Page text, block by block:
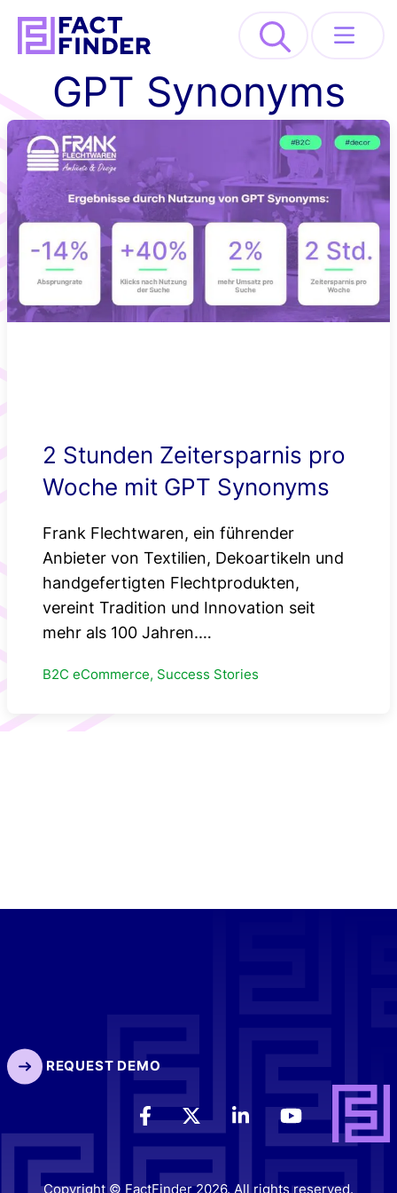
Lösungen
Industrien
Ressourcen
About
REQUEST DEMO
GPT Synonyms
2 Stunden Zeitersparnis pro
Woche mit GPT Synonyms
Frank Flechtwaren, ein führender
Anbieter von Textilien, Dekoartikeln und
handgefertigten Flechtprodukten,
vereint Tradition und Innovation seit
mehr als 100 Jahren.…
B2C eCommerce, Success Stories
REQUEST DEMO
Copyright © FactFinder 2026. All rights reserved.